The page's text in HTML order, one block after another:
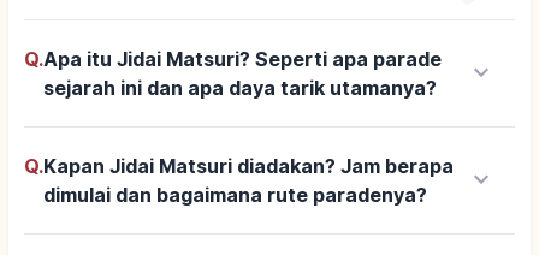
Q.Apa itu Jidai Matsuri? Seperti apa parade
sejarah ini dan apa daya tarik utamanya?
keyboard_arrow_down
Q.Kapan Jidai Matsuri diadakan? Jam berapa
dimulai dan bagaimana rute paradenya?
keyboard_arrow_down